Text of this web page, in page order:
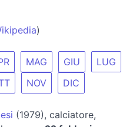
)
MAG GIU
LUG
NOV DIC
(1979), calciatore,